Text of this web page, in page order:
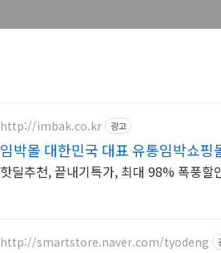
http://imbak.co.kr 광고
임박몰 대한민국 대표 유통임박쇼핑
핫딜추천, 끝내기특가, 최대 98% 폭풍할
http://smartstore.naver.com/tyodeng